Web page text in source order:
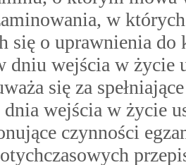
w
się o uprawnienia
dniu wejścia w życie
się za
wejścia w życie
czynności